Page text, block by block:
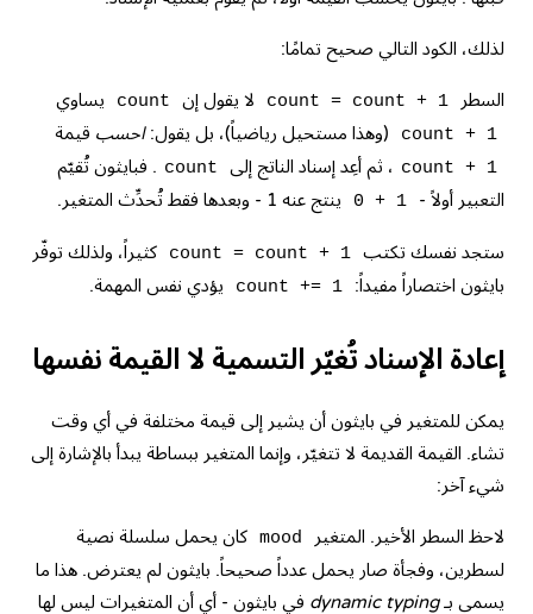
لذلك، الكود التالي صحيح تمامًا:
السطر count = count + 1 لا يقول إن count يساوي
count + 1 (وهذا مستحيل رياضياً)، بل يقول:احسب قيمة
count + 1 ، ثم أعِد إسناد الناتج إلى count . فبايثون تُقيّم
التعبير أولاً -
0 + 1 ينتج عنه 1 - وبعدها فقط تُحدِّث المتغير.
ستجد نفسك تكتب count = count + 1
كثيراً، ولذلك توفّر
بايثون اختصاراً مفيداً:
count += 1 يؤدي نفس المهمة.
إعادة الإسناد تُغيّر التسمية لا القيمة نفسها
يمكن للمتغير في بايثون أن يشير إلى قيمة مختلفة في أي وقت
تشاء. القيمة القديمة لا تتغيّر، وإنما المتغير ببساطة يبدأ بالإشارة إلى
شيء آخر:
لاحظ السطر الأخير. المتغير mood كان يحمل سلسلة نصية
لسطرين، وفجأة صار يحمل عدداً صحيحاً. بايثون لم يعترض. هذا ما
يسمى بـdynamic typing في بايثون - أي أن المتغيرات ليس لها